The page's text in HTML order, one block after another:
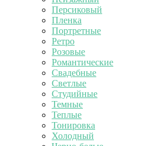
Персиковый
Пленка
Портретные
Ретро
Розовые
Романтические
Свадебные
Светлые
Студийные
Темные
Теплые
Тонировка
Холодный